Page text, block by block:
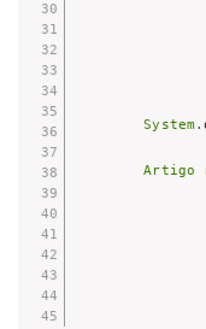
System.
Artigo